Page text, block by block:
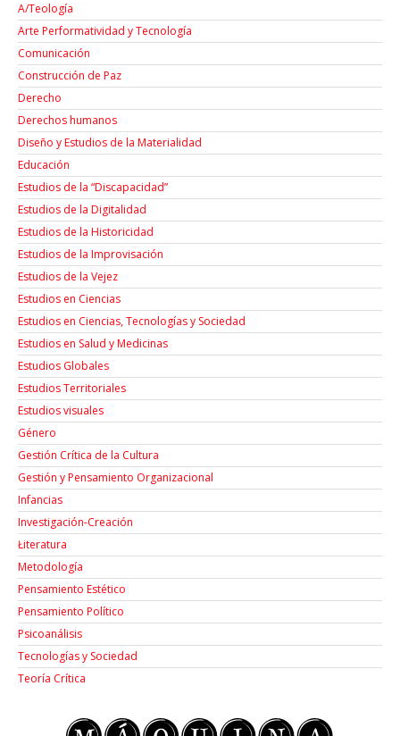
A/Teología
Arte Performatividad y Tecnología
Comunicación
Construcción de Paz
Derecho
Derechos humanos
Diseño y Estudios de la Materialidad
Educación
Estudios de la “Discapacidad”
Estudios de la Digitalidad
Estudios de la Historicidad
Estudios de la Improvisación
Estudios de la Vejez
Estudios en Ciencias
Estudios en Ciencias, Tecnologías y Sociedad
Estudios en Salud y Medicinas
Estudios Globales
Estudios Territoriales
Estudios visuales
Género
Gestión Crítica de la Cultura
Gestión y Pensamiento Organizacional
Infancias
Investigación-Creación
Łiteratura
Metodología
Pensamiento Estético
Pensamiento Político
Psicoanálisis
Tecnologías y Sociedad
Teoría Crítica